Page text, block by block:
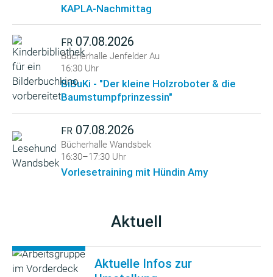
KAPLA-Nachmittag
FR 07.08.2026
Bücherhalle Jenfelder Au
16:30 Uhr
BiBuKi - "Der kleine Holzroboter & die
Baumstumpfprinzessin"
FR 07.08.2026
Bücherhalle Wandsbek
16:30–17:30 Uhr
Vorlesetraining mit Hündin Amy
Aktuell
Aktuelle Infos zur